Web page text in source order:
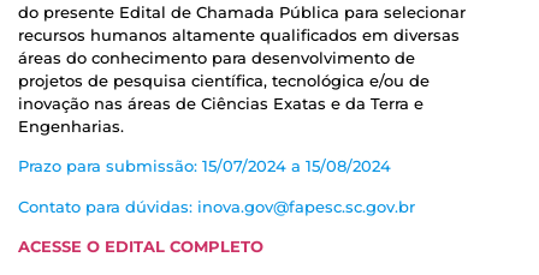
do presente Edital de Chamada Pública para selecionar
recursos humanos altamente qualificados em diversas
áreas do conhecimento para desenvolvimento de
projetos de pesquisa científica, tecnológica e/ou de
inovação nas áreas de Ciências Exatas e da Terra e
Engenharias.
Prazo para submissão: 15/07/2024 a 15/08/2024
Contato para dúvidas: inova.gov@fapesc.sc.gov.br
ACESSE O EDITAL COMPLETO